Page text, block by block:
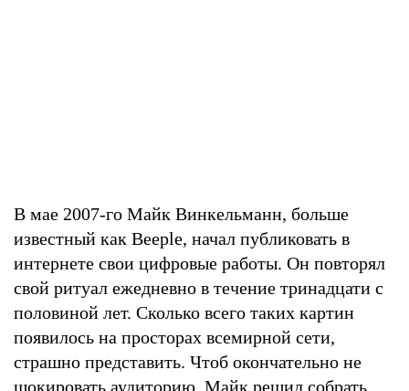
В мае 2007-го Майк Винкельманн, больше
известный как Beeple, начал публиковать в
интернете свои цифровые работы. Он повторял
свой ритуал ежедневно в течение тринадцати с
половиной лет. Сколько всего таких картин
появилось на просторах всемирной сети,
страшно представить. Чтоб окончательно не
шокировать аудиторию, Майк решил собрать